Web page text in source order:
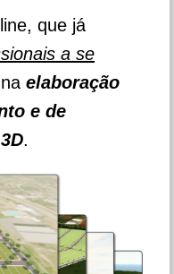
que já
a se
na elaboração
e de
.